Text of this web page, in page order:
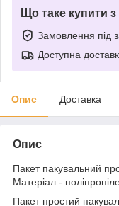
Що таке купити
Замовлення під
Доступна
Опис Доставка
Опис
Пакет пакувальний
Матеріал -
Пакет простий